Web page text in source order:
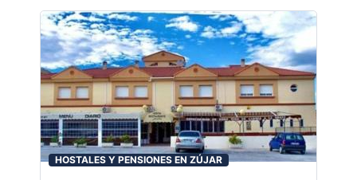
HOSTALES Y PENSIONES EN ZÚJAR